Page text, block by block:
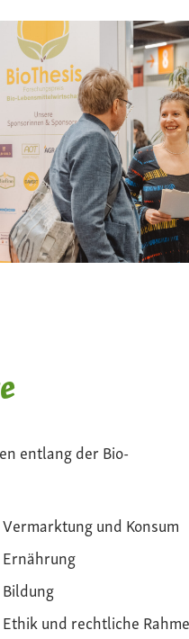
entlang der Bio-
Vermarktung und Konsum
Ernährung
Bildung
Ethik und rechtliche